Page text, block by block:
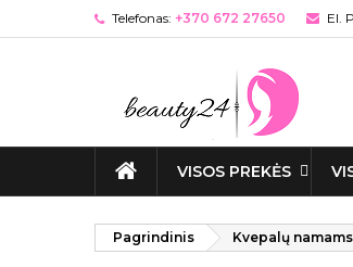
Telefonas: +370 672 27650 El.
VISOS PREKĖS
Pagrindinis Kvepalų